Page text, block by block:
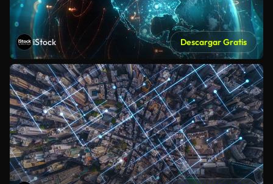
iStock Descargar Gratis